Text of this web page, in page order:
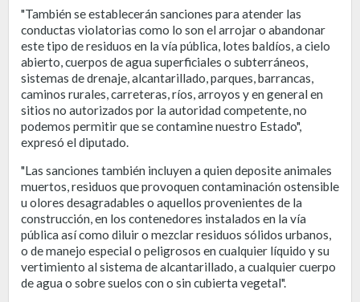
"También se establecerán sanciones para atender las
conductas violatorias como lo son el arrojar o abandonar
este tipo de residuos en la vía pública, lotes baldíos, a cielo
abierto, cuerpos de agua superficiales o subterráneos,
sistemas de drenaje, alcantarillado, parques, barrancas,
caminos rurales, carreteras, ríos, arroyos y en general en
sitios no autorizados por la autoridad competente, no
podemos permitir que se contamine nuestro Estado",
expresó el diputado.
"Las sanciones también incluyen a quien deposite animales
muertos, residuos que provoquen contaminación ostensible
u olores desagradables o aquellos provenientes de la
construcción, en los contenedores instalados en la vía
pública así como diluir o mezclar residuos sólidos urbanos,
o de manejo especial o peligrosos en cualquier líquido y su
vertimiento al sistema de alcantarillado, a cualquier cuerpo
de agua o sobre suelos con o sin cubierta vegetal".